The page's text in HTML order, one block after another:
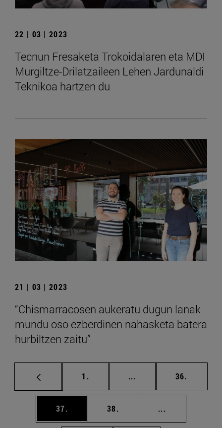
22 | 03 | 2023
Tecnun Fresaketa Trokoidalaren eta MDI
Murgiltze-Drilatzaileen Lehen Jardunaldi
Teknikoa hartzen du
21 | 03 | 2023
“Chismarracosen aukeratu dugun lanak
mundu oso ezberdinen nahasketa batera
hurbiltzen zaitu”
1. ... Tarteko orrialdeak
36.
37. 38. ...